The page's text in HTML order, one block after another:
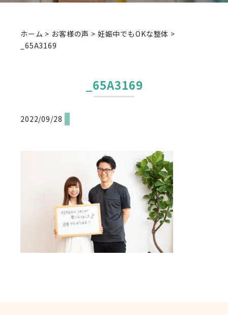
ホーム > お客様の声 > 妊娠中でもOKな整体 >
_65A3169
_65A3169
2022/09/28